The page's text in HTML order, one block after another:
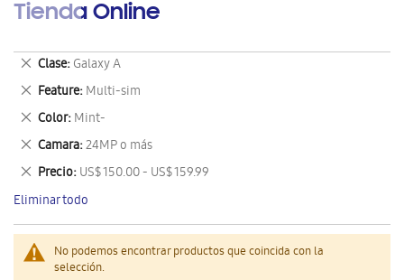
Tienda Online
No podemos encontrar productos que coincida con la
selección.
Clase Galaxy A
Eliminar
este
artículo
Feature Multi-sim
Eliminar
este
artículo
Color Mint-
Eliminar
este
artículo
Camara 24MP o más
Eliminar
este
artículo
Precio US$ 150.00 - US$ 159.99
Eliminar
este
artículo
Eliminar todo